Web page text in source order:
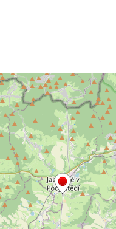
Budějovicích
v parku Na Sadech v
Budějovicích
tramvajový sloup na
v Českých Budějovicích
na Husově třídě v
Jana Nepomuckého Na
stoky v Českých
u Mlýnské stoky v Českých